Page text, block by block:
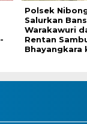
Polsek
Salurkan
Warakawuri
Rentan
Bhayangkara